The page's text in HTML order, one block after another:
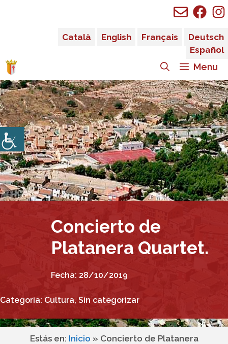
Català English Français
Deutsch
Español
Menu
Concierto de
Platanera Quartet.
Fecha: 28/10/2019
Categoria: Cultura, Sin categorizar
Estás en: Inicio » Concierto de Platanera